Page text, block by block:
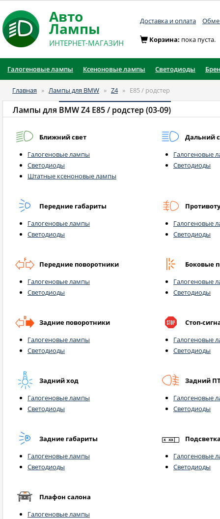
Авто
Лампы
ИНТЕРНЕТ-МАГАЗИН
Доставка и оплата
Корзина: пока пуста.
Галогеновые лампы Ксеноновые лампы Светодиоды
Главная » Лампы для BMW » Z4 » E85 / родстер
Лампы для BMW Z4 E85 / родстер (03-09)
Ближний свет
Галогеновые лампы
Светодиоды
Штатные ксеноновые лампы
Дальний
Галогеновые
Светодиоды
Передние габариты
Галогеновые лампы
Светодиоды
Галогеновые
Светодиоды
Передние поворотники
Галогеновые лампы
Светодиоды
Боковые
Галогеновые
Светодиоды
Задние поворотники
Галогеновые лампы
Светодиоды
Стоп-
Галогеновые
Светодиоды
Задний ход
Галогеновые лампы
Светодиоды
Задний
Галогеновые
Светодиоды
Задние габариты
Галогеновые лампы
Светодиоды
Галогеновые
Светодиоды
Плафон салона
Галогеновые лампы